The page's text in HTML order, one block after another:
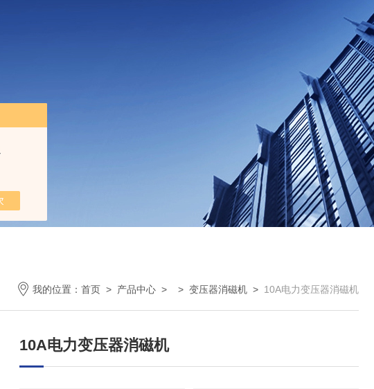
我的位置： 首页 > 产品中心 > > 变压器消磁机 > 10A电力变压器消磁机
10A电力变压器消磁机